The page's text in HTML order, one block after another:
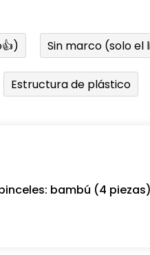
Sin marco (solo el
Estructura de plástico
bambú (4